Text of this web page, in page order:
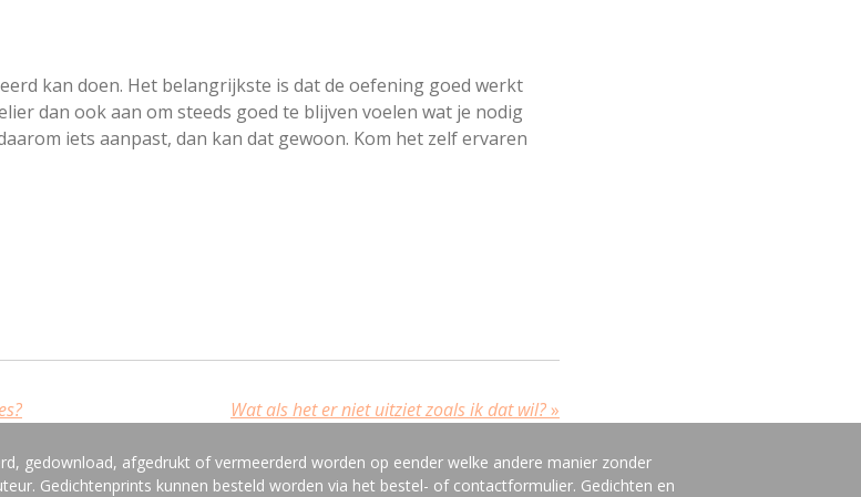
kan doen. Het belangrijkste is dat de oefening goed werkt
dan ook aan om steeds goed te blijven voelen wat je nodig
iets aanpast, dan kan dat gewoon. Kom het zelf ervaren
Wat als het er niet uitziet zoals ik dat wil?»
gedownload, afgedrukt of vermeerderd worden op eender welke andere manier zonder
Gedichtenprints kunnen besteld worden via het bestel- of contactformulier. Gedichten en